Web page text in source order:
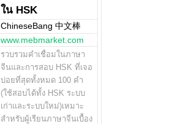
ใน HSK
ChineseBang 中文棒
www.mebmarket.com
รวบรวมคำเชื่อมในภาษา
จีนและการสอบ HSK ที่เจอ
บ่อยที่สุดทั้งหมด 100 คำ
(ใช้สอบได้ทั้ง HSK ระบบ
เก่าและระบบใหม่)เหมาะ
สำหรับผู้เรียนภาษาจีนเบื้อง